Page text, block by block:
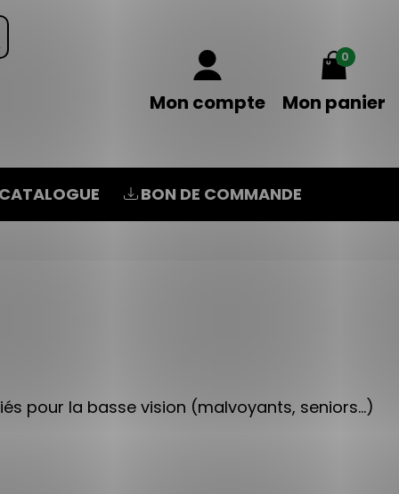
Mon compte
0
Mon panier
CATALOGUE BON DE COMMANDE
pour la basse vision (malvoyants, seniors…)